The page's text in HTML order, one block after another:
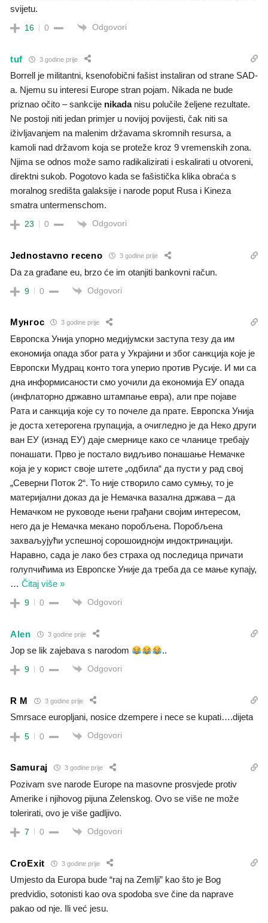
svijetu.
16 0 Odgovori
tuf 3 godine prije
Borrell je militantni, ksenofobični fašist instaliran od strane SAD-
a. Njemu su interesi Europe stran pojam. Nikada ne bude
priznao očito – sankcije nikadanisu polučile željene rezultate.
Ne postoji niti jedan primjer u novijoj povijesti, čak niti sa
iživljavanjem na malenim državama skromnih resursa, a
kamoli nad državom koja se proteže kroz 9 vremenskih zona.
Njima se odnos može samo radikalizirati i eskalirati u otvoreni,
direktni sukob. Pogotovo kada se fašistička klika obraća s
moralnog središta galaksije i narode poput Rusa i Kineza
smatra untermenschom.
23 0 Odgovori
Jednostavno receno 3 godine prije
Da za građane eu, brzo će im otanjiti bankovni račun.
9 0 Odgovori
Мунгос 3 godine prije
Европска Унија упорно медијумски заступа тезу да им
економија опада због рата у Украјини и због санкција које је
Европски Мудрац конто тога уперио против Русије. И ми са
дна информисаности смо уочили да економија ЕУ опада
(инфлаторно државно штампање евра), али пре појаве
Рата и санкција које су то почеле да прате. Европска Унија
је доста хетерогена групација, а очигледно је да Неко други
ван ЕУ (изнад ЕУ) даје смернице како се чланице требају
понашати. Прво је постало видљиво понашање Немачке
која је у корист своје штете „одбила“ да пусти у рад свој
„Северни Поток 2“. То није створило само сумњу, то је
материјални доказ да је Немачка вазална држава – да
Немачком не руководе њени грађани својим интересом,
него да је Немачка мекано поробљена. Поробљена
захваљујући успешној сорошоиднојм индоктринацији.
Наравно, сада је лако без страха од последица причати
голупчићима из Европске Уније да треба да се мање купају,
… Čitaj više »
9 0 Odgovori
Alen 3 godine prije
Jop se lik zajebava s narodom ..
9 0 Odgovori
R M 3 godine prije
Smrsace europljani, nosice dzempere i nece se kupati….dijeta
5 0 Odgovori
Samuraj 3 godine prije
Pozivam sve narode Europe na masovne prosvjede protiv
Amerike i njihovog pijuna Zelenskog. Ovo se više ne može
tolerirati, ovo je više gadljivo.
7 0 Odgovori
CroExit 3 godine prije
Umjesto da Europa bude “raj na Zemlji” kao što je Bog
predvidio, sotonisti kao ova spodoba sve čine da naprave
pakao od nje. Ili već jesu.